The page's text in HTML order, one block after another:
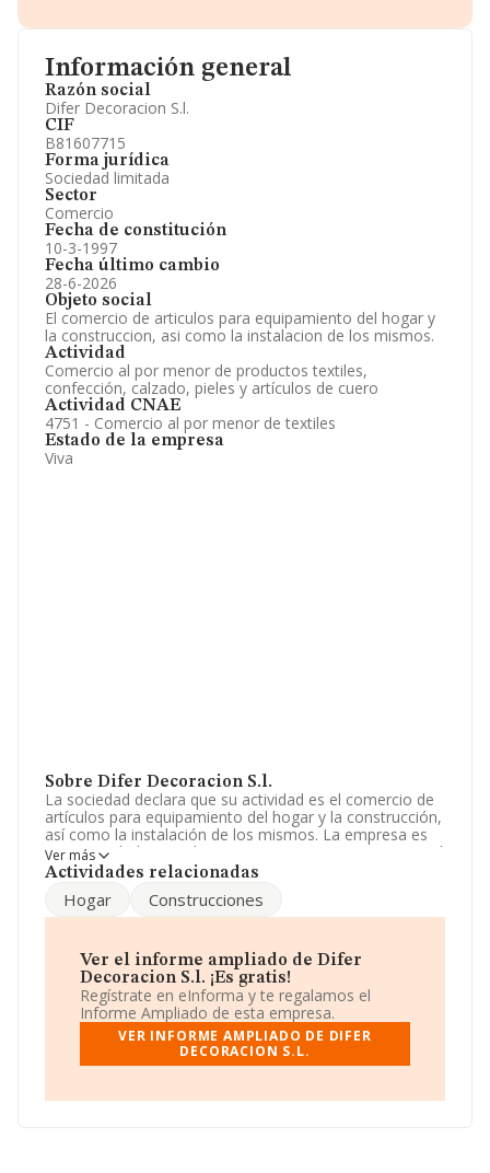
Información general
Razón social
Difer Decoracion S.l.
CIF
B81607715
Forma jurídica
Sociedad limitada
Sector
Comercio
Fecha de constitución
10-3-1997
Fecha último cambio
28-6-2026
Objeto social
El comercio de articulos para equipamiento del hogar y
la construccion, asi como la instalacion de los mismos.
Actividad
Comercio al por menor de productos textiles,
confección, calzado, pieles y artículos de cuero
Actividad CNAE
4751 - Comercio al por menor de textiles
Estado de la empresa
Viva
Sobre Difer Decoracion S.l.
La sociedad declara que su actividad es el comercio de
artículos para equipamiento del hogar y la construcción,
así como la instalación de los mismos. La empresa es
una Sociedad Limitada. Tiene CNAE: 4751 - 'Comercio al
por menor de textiles en establecimientos
mercados exteriores.
empleados con respecto al 2024 y atendiendo a los
datos disponibles en INFORMA, el número de
empleados de la compañía ha estado por debajo de la
media de sector.
Su teléfono es 916163206.
B81607715, se encuentra en Avenida Principe De
Ver más
Actividades relacionadas
Hogar Construcciones
Ver el informe ampliado de Difer
Decoracion S.l. ¡Es gratis!
Regístrate en eInforma y te regalamos el
Informe Ampliado de esta empresa.
VER INFORME AMPLIADO DE DIFER
DECORACION S.L.
Información oficial y registral complementaria.